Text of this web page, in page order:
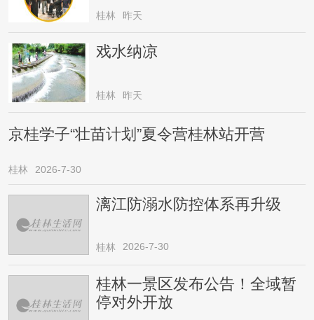
桂林 昨天
戏水纳凉
桂林 昨天
京桂学子“壮苗计划”夏令营桂林站开营
桂林 2026-7-30
漓江防溺水防控体系再升级
桂林 2026-7-30
桂林一景区发布公告！全域暂
停对外开放